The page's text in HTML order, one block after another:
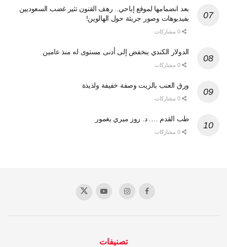
بعد انضمامها لموقع إباحي.. رهف القنون تثير غضب السعوديين
بفيديوهات وصور جريئة حول الهالوين!
الدولار الكندي ينخفض إلى أدنى مستوى له منذ عامين
ورق العنب بالزيت وصفة خفيفة ولذيذة
طب القدم …. د. روز ميري يغمور
تصنيفات